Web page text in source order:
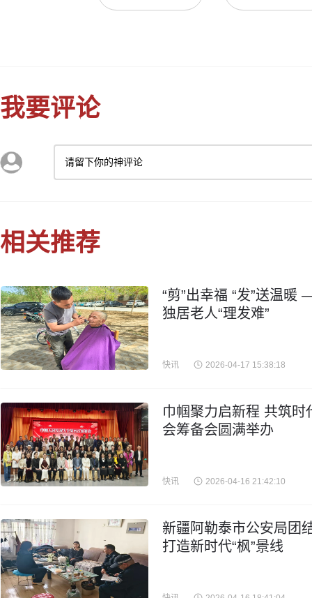
我要评论
请留下你的神评论
相关推荐
“剪”出幸福 “发”送温
独居老人“理发难”
快讯 2026-04-17 15:38:18
巾帼聚力启新程 共筑
会筹备会圆满举办
快讯 2026-04-16 21:42:10
新疆阿勒泰市公安局团
打造新时代“枫”景线